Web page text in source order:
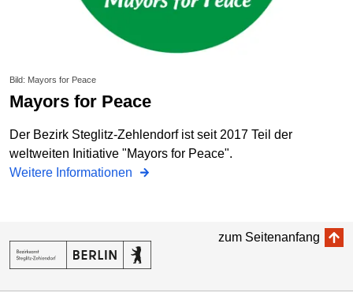
Bild: Mayors for Peace
Mayors for Peace
Der Bezirk Steglitz-Zehlendorf ist seit 2017 Teil der
weltweiten Initiative "Mayors for Peace".
Weitere Informationen
zum Seitenanfang